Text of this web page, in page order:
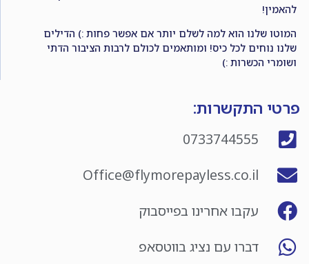
להאמין!
המוטו שלנו הוא למה לשלם יותר אם אפשר פחות :) הדילים
שלנו נוחים לכל כיס! ומותאמים לכולם לרבות הציבור הדתי
ושומרי הכשרות :)
פרטי התקשרות:
0733744555
Office@flymorepayless.co.il
עקבו אחרינו בפייסבוק
דברו עם נציג בווטסאפ